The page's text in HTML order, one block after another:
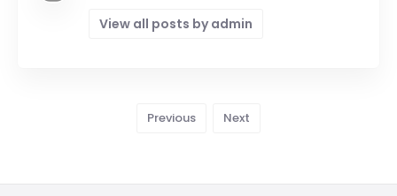
View all posts by admin
Previous Next